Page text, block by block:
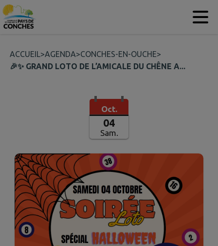
Contenu
ACCUEIL>AGENDA>CONCHES-EN-OUCHE>
🎉✨ GRAND LOTO DE L’AMICALE DU CHÊNE A...
Oct.
04
Sam.